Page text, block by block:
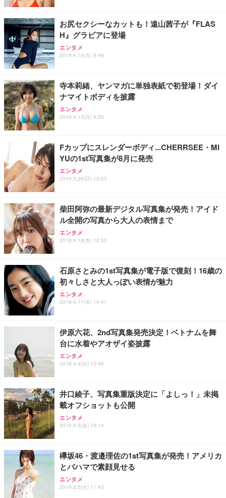
務用 おしゃれ パソコンチェア (ホワイト)
ANDWINT オフィスチェア デスクチェア 肘なし メ
ッシュ 通気性 ランバーサポート付き 腰サポート ガ
ス圧無段階昇降 360度回転 キャスター付き コンパク
【MiniLED/24.5inch/280Hz/FHD】GRAPHT THE S
HOOTER Gaming Monitor 24” Essential ゲーミン
グモニター QD 24.5インチ 1ms FHD 量子ドット 残
ュラー 200枚入【Amazon.co.jp限定】
お尻セクシーなカットも！遠山茜子が『FLAS
H』グラビアに登場
エンタメ
2019.4.16(火) 8:49
寺本莉緒、ヤンマガに単独表紙で初登場！ダイ
ナマイトボディを披露
エンタメ
2019.4.15(月) 9:25
Fカップにスレンダーボディ...CHERRSEE・MI
YUの1st写真集が8月に発売
エンタメ
2019.5.26(日) 10:03
柴田阿弥の最新デジタル写真集が発売！アイド
ル全開の写真から大人の表情まで
エンタメ
2019.4.18(木) 10:30
石原さとみの1st写真集が電子版で復刻！16歳の
初々しさと大人っぽい表情が魅力
エンタメ
2019.4.11(木) 14:41
伊原六花、2nd写真集発売決定！ベトナムを舞
台に水着やアオザイ姿披露
エンタメ
2019.4.9(火) 10:45
井口綾子、写真集重版決定に「よしっ！」未掲
載オフショットも公開
エンタメ
2019.4.5(金) 18:14
欅坂46・渡邉理佐の1st写真集が発売！アメリカ
とバハマで素顔見せる
エンタメ
2019.2.5(火) 11:43